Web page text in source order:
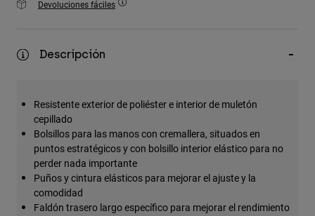
Accesorios
Bolsas y Mochilas
Ver todo
Devoluciones fáciles
Descripción
Resistente exterior de poliéster e interior de muletón
cepillado
Bolsillos para las manos con cremallera, situados en
puntos estratégicos y con bolsillo interior elástico para no
perder nada importante
Puños y cintura elásticos para mejorar el ajuste y la
comodidad
Faldón trasero largo específico para mejorar el rendimiento